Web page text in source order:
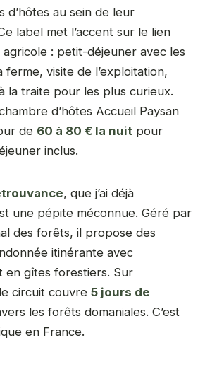
d’hôtes au sein de leur
label met l’accent sur le lien
agricole : petit-déjeuner avec les
ferme, visite de l’exploitation,
la traite pour les plus curieux.
d’hôtes Accueil Paysan
de 60 à 80 € la nuit pour
inclus.
, que j’ai déjà
une pépite méconnue. Géré par
des forêts, il propose des
itinérante avec
en gîtes forestiers. Sur
circuit couvre 5 jours de
les forêts domaniales. C’est
en France.